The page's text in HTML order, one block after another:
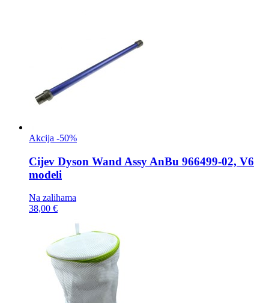
Akcija -50%
Cijev Dyson Wand Assy AnBu 966499-02, V6
modeli
Na zalihama
38,00 €